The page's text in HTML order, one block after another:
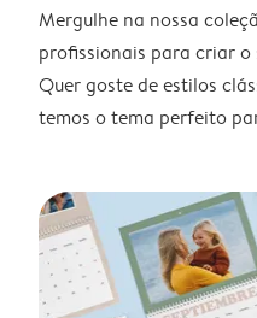
Mergulhe na nossa
profissionais para criar
Quer goste de estilos
temos o tema perfeito